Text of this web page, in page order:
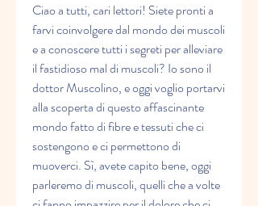
Ciao a tutti, cari lettori! Siete pronti a
farvi coinvolgere dal mondo dei muscoli
e a conoscere tutti i segreti per alleviare
il fastidioso mal di muscoli? Io sono il
dottor Muscolino, e oggi voglio portarvi
alla scoperta di questo affascinante
mondo fatto di fibre e tessuti che ci
sostengono e ci permettono di
muoverci. Sì, avete capito bene, oggi
parleremo di muscoli, quelli che a volte